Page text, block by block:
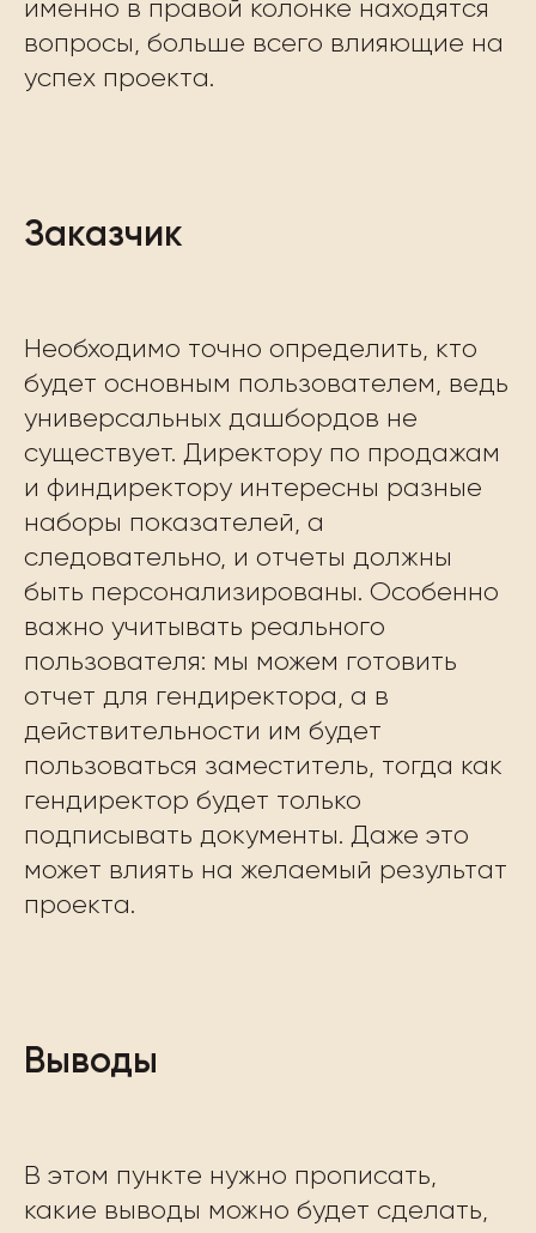
именно в правой колонке находятся
вопросы, больше всего влияющие на
успех проекта.
Заказчик
Необходимо точно определить, кто
будет основным пользователем, ведь
универсальных дашбордов не
существует. Директору по продажам
и финдиректору интересны разные
наборы показателей, а
следовательно, и отчеты должны
быть персонализированы. Особенно
важно учитывать реального
пользователя: мы можем готовить
отчет для гендиректора, а в
действительности им будет
пользоваться заместитель, тогда как
гендиректор будет только
подписывать документы. Даже это
может влиять на желаемый результат
проекта.
Выводы
В этом пункте нужно прописать,
какие выводы можно будет сделать,